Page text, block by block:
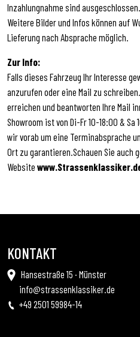
Inzahlungnahme sind ausgeschlossen.
Weitere Bilder und Infos können auf
Lieferung nach Absprache möglich.
Zur Info:
Falls dieses Fahrzeug Ihr Interesse
anzurufen oder eine Mail zu
erreichen und beantworten Ihre Mail
Showroom ist von Di-Fr 10-18:00 &
wir vorab um eine Terminabsprache
Ort zu garantieren.Schauen Sie auch
Website
KONTAKT
Hansestraße 15 · Münster
info@strassenklassiker.de
+49 2501 59984-14